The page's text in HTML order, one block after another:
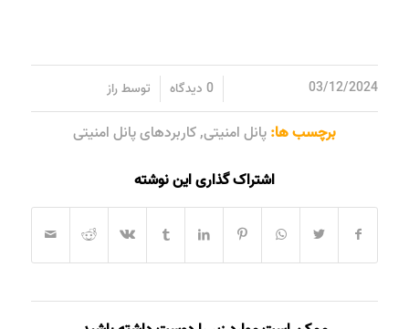
03/12/2024 0 دیدگاه توسطراز
برچسب ها: پانل امنیتی,کاربردهای پانل امنیتی
اشتراک گذاری این نوشته